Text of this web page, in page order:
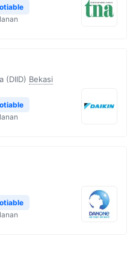
(DIID) Bekasi